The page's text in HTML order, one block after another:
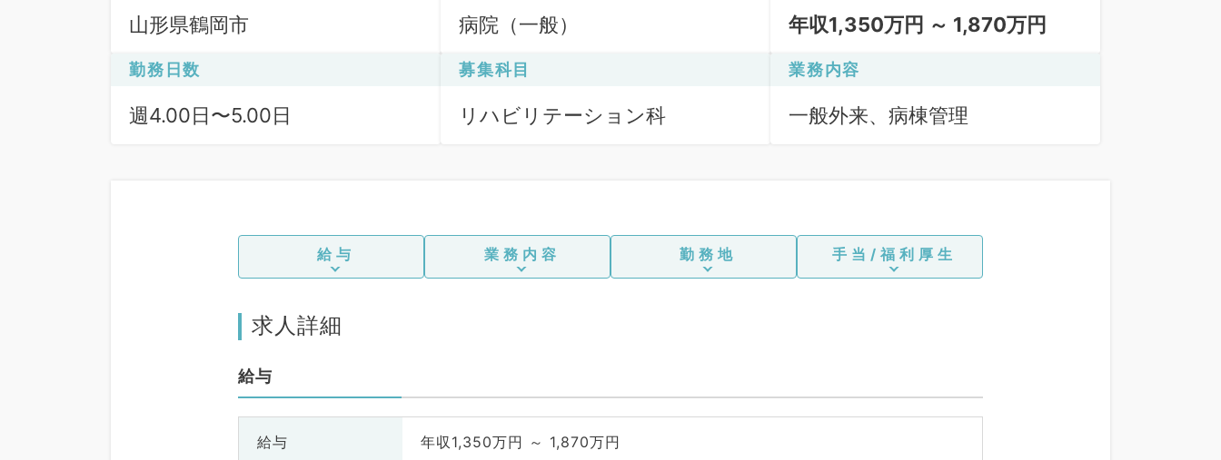
山形県鶴岡市 病院（一般） 年収1,350万円 ～ 1,870万円
勤務日数
週4.00日〜5.00日
募集科目
リハビリテーション科
業務内容
一般外来、病棟管理
給与 業務内容 勤務地 手当/福利厚生
求人詳細
給与
給与 年収1,350万円 ～ 1,870万円